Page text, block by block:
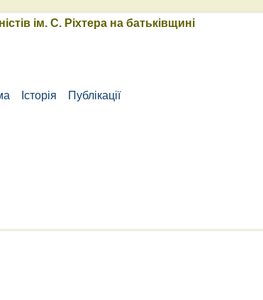
ім. С. Ріхтера на батьківщині
Історія Публікації